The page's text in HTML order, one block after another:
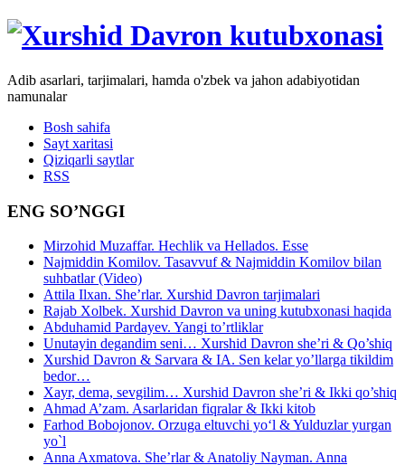
Adib asarlari, tarjimalari, hamda o'zbek va jahon adabiyotidan
namunalar
Bosh sahifa
Sayt xaritasi
Qiziqarli saytlar
RSS
ENG SO’NGGI
Mirzohid Muzaffar. Hechlik va Hellados. Esse
Najmiddin Komilov. Tasavvuf & Najmiddin Komilov bilan
suhbatlar (Video)
Attila Ilxan. She’rlar. Xurshid Davron tarjimalari
Rajab Xolbek. Xurshid Davron va uning kutubxonasi haqida
Abduhamid Pardayev. Yangi to’rtliklar
Unutayin degandim seni… Xurshid Davron she’ri & Qo’shiq
Xurshid Davron & Sarvara & IA. Sen kelar yo’llarga tikildim
bedor…
Xayr, dema, sevgilim… Xurshid Davron she’ri & Ikki qo’shiq
Ahmad A’zam. Asarlaridan fiqralar & Ikki kitob
Farhod Bobojonov. Orzuga eltuvchi yo‘l & Yulduzlar yurgan
yo`l
Anna Axmatova. She’rlar & Anatoliy Nayman. Anna